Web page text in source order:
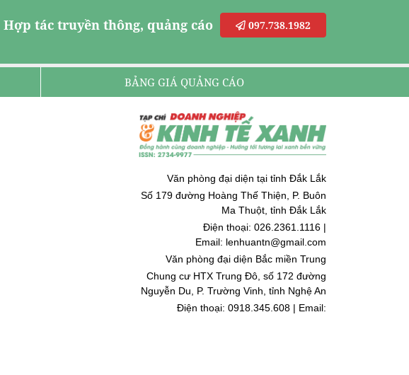
Hợp tác truyền thông, quảng cáo 097.738.1982
BẢNG GIÁ QUẢNG CÁO
Văn phòng đại diện tại tỉnh Đắk Lắk
Số 179 đường Hoàng Thế Thiện, P. Buôn
Ma Thuột, tỉnh Đắk Lắk
Điện thoại: 026.2361.1116 |
Email: lenhuantn@gmail.com
Văn phòng đại diện Bắc miền Trung
Chung cư HTX Trung Đô, số 172 đường
Nguyễn Du, P. Trường Vinh, tỉnh Nghệ An
Điện thoại: 0918.345.608 | Email: